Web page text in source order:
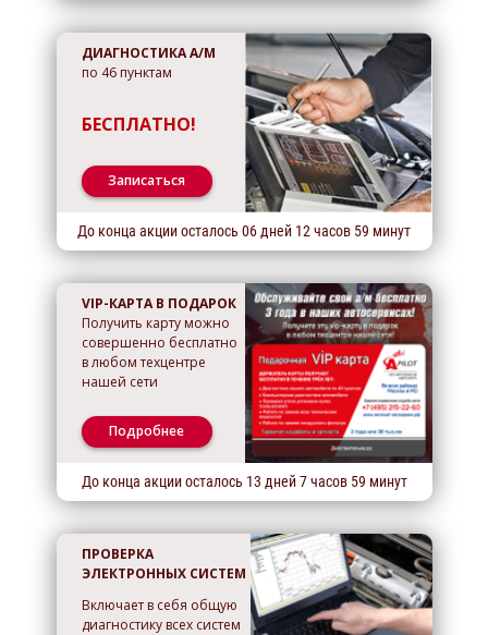
ДИАГНОСТИКА А/М
по 46 пунктам
БЕСПЛАТНО!
Записаться
До конца акции осталось 06 дней 12 часов 59 минут
VIP-КАРТА В ПОДАРОК
Получить карту можно
совершенно бесплатно
в любом техцентре
нашей сети
Подробнее
До конца акции осталось 13 дней7часов 59 минут
ПРОВЕРКА
ЭЛЕКТРОННЫХ СИСТЕМ
Включает в себя общую
диагностику всех систем